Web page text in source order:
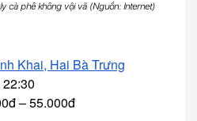
cà phê không vội vã (Nguồn: Internet)
Khai, Hai Bà Trưng
– 55.000đ